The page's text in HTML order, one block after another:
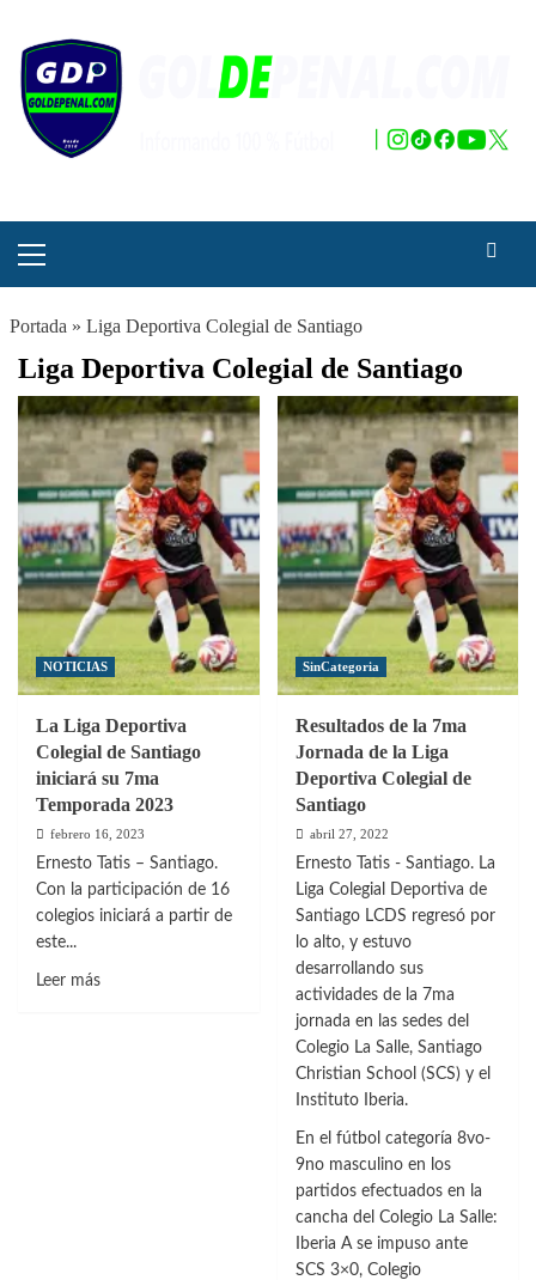
contenido
principal
Portada » Liga Deportiva Colegial de Santiago
Liga Deportiva Colegial de Santiago
NOTICIAS
La Liga Deportiva
Colegial de Santiago
iniciará su 7ma
Temporada 2023
febrero 16, 2023
Ernesto Tatis – Santiago.
Con la participación de 16
colegios iniciará a partir de
este...
Leer másLeer
SinCategoria
Resultados de la 7ma
Jornada de la Liga
Deportiva Colegial de
Santiago
abril 27, 2022
Ernesto Tatis - Santiago. La
Liga Colegial Deportiva de
Santiago LCDS regresó por
lo alto, y estuvo
desarrollando sus
actividades de la 7ma
jornada en las sedes del
Colegio La Salle, Santiago
Christian School (SCS) y el
Instituto Iberia.
En el fútbol categoría 8vo-
9no masculino en los
partidos efectuados en la
cancha del Colegio La Salle:
Iberia A se impuso ante
SCS 3×0, Colegio